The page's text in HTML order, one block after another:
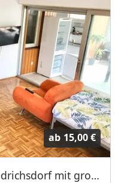
ab 15,00 €
3-Zimmer Wohnung Friedrichsdorf mit großem Balkon TV's